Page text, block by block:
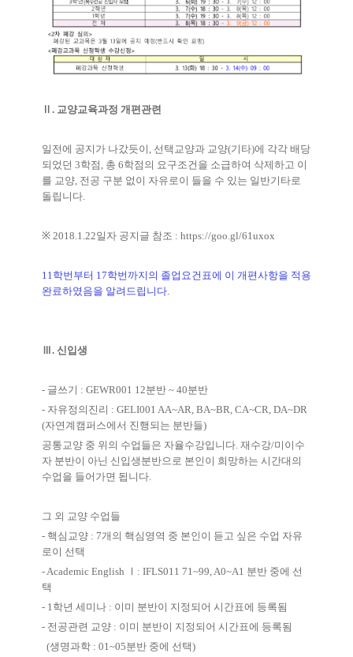
Ⅱ. 교양교육과정 개편관련
일전에 공지가 나갔듯이 , 선택교양과 교양(기타)에 각각 배당
되었던 3학점 , 총 6학점의 요구조건을 소급하여 삭제하고 이
를 교양, 전공 구분 없이 자유로이 들을 수 있는 일반기타로
돌립니다.
※ 2018.1.22일자 공지글 참조 : https://goo.gl/61uxox
11학번부터 17학번까지의 졸업요건표에 이 개편사항을 적용
완료하였음을 알려드립니다.
Ⅲ. 신입생
- 글쓰기 : GEWR001 12분반 ~ 40분반
- 자유정의진리 : GELI001 AA~AR, BA~BR, CA~CR, DA~DR
(자연계캠퍼스에서 진행되는 분반들)
공통교양 중 위의 수업들은 자율수강입니다. 재수강/미이수
자 분반이 아닌 신입생분반으로 본인이 희망하는 시간대의
수업을 들어가면 됩니다.
그 외 교양 수업들
- 핵심교양 : 7개의 핵심영역 중 본인이 듣고 싶은 수업 자유
로이 선택
- Academic English
Ⅰ : IFLS011 71~99, A0~A1 분반 중에 선
택
- 1학년 세미나 : 이미 분반이 지정되어 시간표에 등록됨
- 전공관련 교양 : 이미 분반이 지정되어 시간표에 등록됨
(생명과학 : 01~05분반 중에 선택)